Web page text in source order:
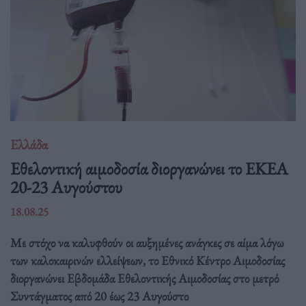
Ελλάδα
Eθελοντική αιμοδοσία διοργανώνει το ΕΚΕΑ
20-23 Αυγούστου
18.08.25
Με στόχο να καλυφθούν οι αυξημένες ανάγκες σε αίμα λόγω
των καλοκαιρινών ελλείψεων, το Εθνικό Κέντρο Αιμοδοσίας
διοργανώνει Εβδομάδα Εθελοντικής Αιμοδοσίας στο μετρό
Συντάγματος από 20 έως 23 Αυγούστο